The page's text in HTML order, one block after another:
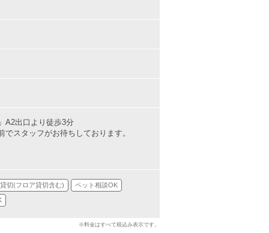
A2出口より徒歩3分
スタッフがお待ちしております。
貸切(フロア貸切含む) ペット相談OK
※料金はすべて税込み表示です。